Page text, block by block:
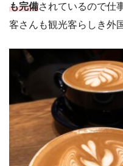
も完備されているので仕
客さんも観光客らしき外